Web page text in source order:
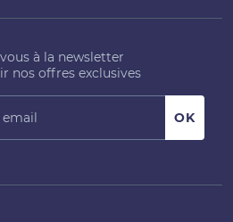
à la newsletter
nos offres exclusives